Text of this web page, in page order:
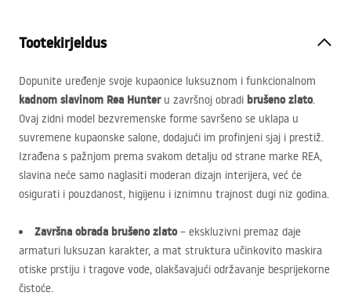
Tootekirjeldus
Dopunite uređenje svoje kupaonice luksuznom i funkcionalnom
kadnom slavinom Rea Hunteru završnoj obradi brušeno zlato.
Ovaj zidni model bezvremenske forme savršeno se uklapa u
suvremene kupaonske salone, dodajući im profinjeni sjaj i prestiž.
Izrađena s pažnjom prema svakom detalju od strane marke REA,
slavina neće samo naglasiti moderan dizajn interijera, već će
osigurati i pouzdanost, higijenu i iznimnu trajnost dugi niz godina.
Završna obrada brušeno zlato– ekskluzivni premaz daje
armaturi luksuzan karakter, a mat struktura učinkovito maskira
otiske prstiju i tragove vode, olakšavajući održavanje besprijekorne
čistoće.